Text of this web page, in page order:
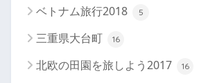
ベトナム旅行2018 5
三重県大台町 16
北欧の田園を旅しよう2017 16